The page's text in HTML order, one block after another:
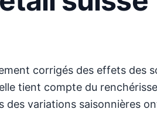
corrigés des effets des
tient compte du
variations saisonnières